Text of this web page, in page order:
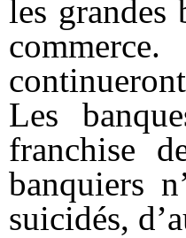
les grandes
Les
franchise
banquiers
suicidés,